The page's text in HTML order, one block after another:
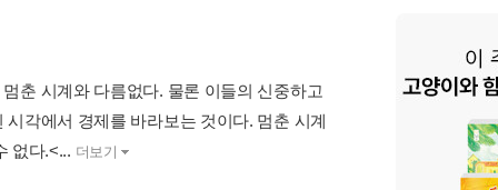
춘 시계와 다름없다. 물론 이들의 신중하고
각에서 경제를 바라보는 것이다. 멈춘 시계
없다.<... 더보기